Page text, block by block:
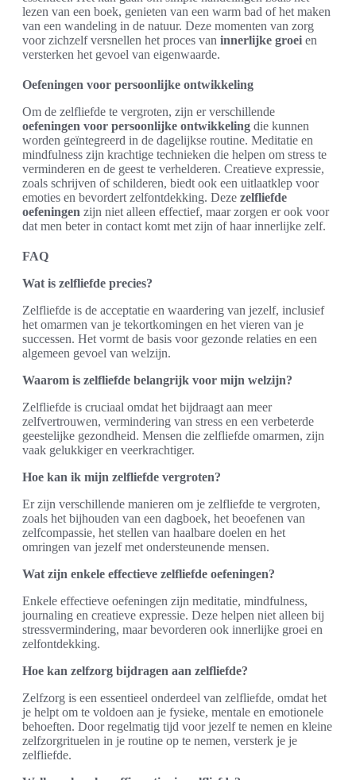
lezen van een boek, genieten van een warm bad of het maken
van een wandeling in de natuur. Deze momenten van zorg
voor zichzelf versnellen het proces van innerlijke groei en
versterken het gevoel van eigenwaarde.
Oefeningen voor persoonlijke ontwikkeling
Om de zelfliefde te vergroten, zijn er verschillende
oefeningen voor persoonlijke ontwikkeling die kunnen
worden geïntegreerd in de dagelijkse routine. Meditatie en
mindfulness zijn krachtige technieken die helpen om stress te
verminderen en de geest te verhelderen. Creatieve expressie,
zoals schrijven of schilderen, biedt ook een uitlaatklep voor
emoties en bevordert zelfontdekking. Deze zelfliefde
oefeningen zijn niet alleen effectief, maar zorgen er ook voor
dat men beter in contact komt met zijn of haar innerlijke zelf.
FAQ
Wat is zelfliefde precies?
Zelfliefde is de acceptatie en waardering van jezelf, inclusief
het omarmen van je tekortkomingen en het vieren van je
successen. Het vormt de basis voor gezonde relaties en een
algemeen gevoel van welzijn.
Waarom is zelfliefde belangrijk voor mijn welzijn?
Zelfliefde is cruciaal omdat het bijdraagt aan meer
zelfvertrouwen, vermindering van stress en een verbeterde
geestelijke gezondheid. Mensen die zelfliefde omarmen, zijn
vaak gelukkiger en veerkrachtiger.
Hoe kan ik mijn zelfliefde vergroten?
Er zijn verschillende manieren om je zelfliefde te vergroten,
zoals het bijhouden van een dagboek, het beoefenen van
zelfcompassie, het stellen van haalbare doelen en het
omringen van jezelf met ondersteunende mensen.
Wat zijn enkele effectieve zelfliefde oefeningen?
Enkele effectieve oefeningen zijn meditatie, mindfulness,
journaling en creatieve expressie. Deze helpen niet alleen bij
stressvermindering, maar bevorderen ook innerlijke groei en
zelfontdekking.
Hoe kan zelfzorg bijdragen aan zelfliefde?
Zelfzorg is een essentieel onderdeel van zelfliefde, omdat het
je helpt om te voldoen aan je fysieke, mentale en emotionele
behoeften. Door regelmatig tijd voor jezelf te nemen en kleine
zelfzorgrituelen in je routine op te nemen, versterk je je
zelfliefde.